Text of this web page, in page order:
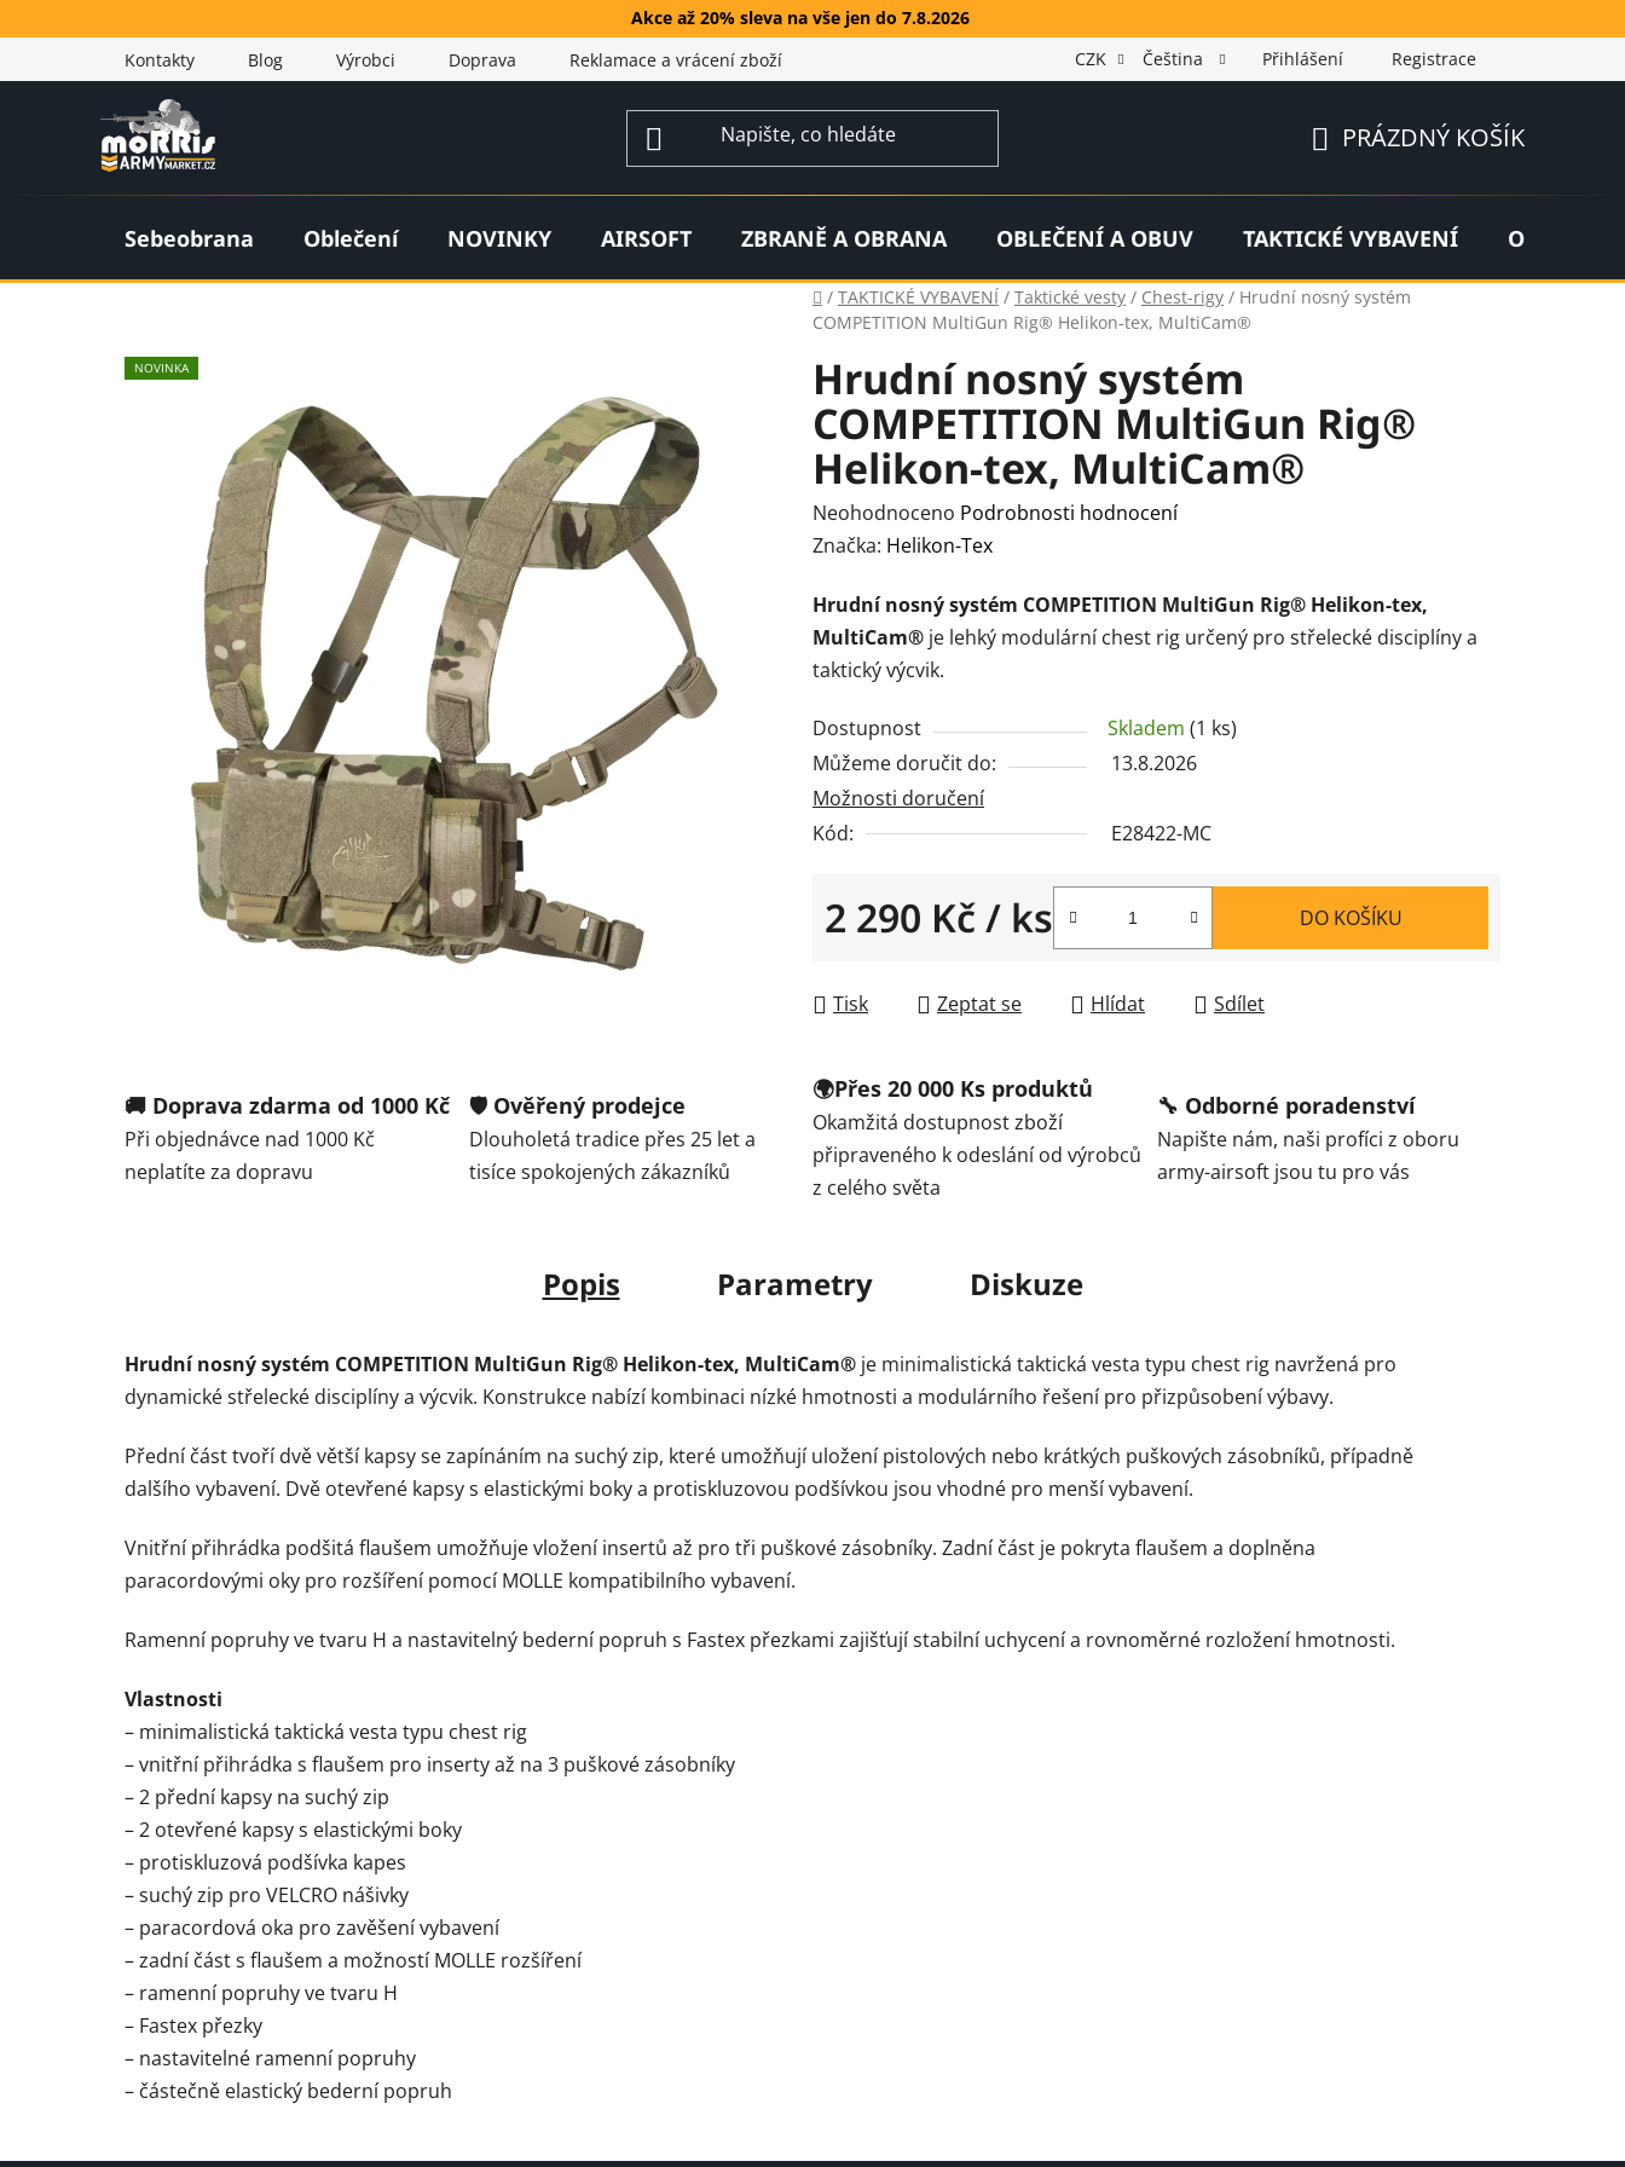
na
Akce až 20% sleva na vše jen do 7.8.2026
Kontakty
Blog Výrobci Doprava Reklamace a vrácení zboží CZK Čeština Přihlášení Registrace
KOŠÍK
PRÁZDNÝ KOŠÍK
Sebeobrana Oblečení NOVINKY AIRSOFT ZBRANĚ A OBRANA OBLEČENÍ A OBUV TAKTICKÉ VYBAVENÍ OUTDOOR
Domů
/ TAKTICKÉ VYBAVENÍ / Taktické vesty / Chest-rigy / Hrudní nosný systém
COMPETITION MultiGun Rig® Helikon-tex, MultiCam®
Hrudní nosný systém
COMPETITION MultiGun Rig®
Helikon-tex, MultiCam®
Průměrné
hodnocení
je
0,0
z
hvězdiček.
Neohodnoceno Podrobnosti hodnocení
Značka: Helikon-Tex
Hrudní nosný systém COMPETITION MultiGun Rig® Helikon-tex,
MultiCam® je lehký modulární chest rig určený pro střelecké disciplíny a
taktický výcvik.
Dostupnost Skladem (1 ks)
Můžeme doručit do:
13.8.2026
Možnosti doručení
Kód:
E28422-MC
2 290 Kč/ ks DO KOŠÍKU
Tisk Zeptat se Hlídat Sdílet
NOVINKA
🚚 Doprava zdarma od 1000 Kč
Při objednávce nad 1000 Kč
neplatíte za dopravu
🛡️ Ověřený prodejce
Dlouholetá tradice přes 25 let a
tisíce spokojených zákazníků
🌍Přes 20 000 Ks produktů
Okamžitá dostupnost zboží
připraveného k odeslání od výrobců
z celého světa
🔧 Odborné poradenství
Napište nám, naši profíci z oboru
army-airsoft jsou tu pro vás
Popis Parametry Diskuze
Hrudní nosný systém COMPETITION MultiGun Rig® Helikon-tex, MultiCam® je minimalistická taktická vesta typu chest rig navržená pro
dynamické střelecké disciplíny a výcvik. Konstrukce nabízí kombinaci nízké hmotnosti a modulárního řešení pro přizpůsobení výbavy.
Přední část tvoří dvě větší kapsy se zapínáním na suchý zip, které umožňují uložení pistolových nebo krátkých puškových zásobníků, případně
dalšího vybavení. Dvě otevřené kapsy s elastickými boky a protiskluzovou podšívkou jsou vhodné pro menší vybavení.
Vnitřní přihrádka podšitá flaušem umožňuje vložení insertů až pro tři puškové zásobníky. Zadní část je pokryta flaušem a doplněna
paracordovými oky pro rozšíření pomocí MOLLE kompatibilního vybavení.
Ramenní popruhy ve tvaru H a nastavitelný bederní popruh s Fastex přezkami zajišťují stabilní uchycení a rovnoměrné rozložení hmotnosti.
Vlastnosti
– minimalistická taktická vesta typu chest rig
– vnitřní přihrádka s flaušem pro inserty až na 3 puškové zásobníky
– 2 přední kapsy na suchý zip
– 2 otevřené kapsy s elastickými boky
– protiskluzová podšívka kapes
– suchý zip pro VELCRO nášivky
– paracordová oka pro zavěšení vybavení
– zadní část s flaušem a možností MOLLE rozšíření
– ramenní popruhy ve tvaru H
– Fastex přezky
– nastavitelné ramenní popruhy
– částečně elastický bederní popruh